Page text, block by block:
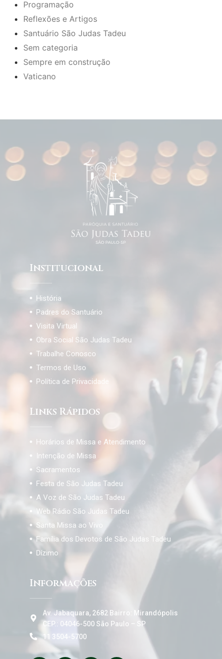
Programação
Reflexões e Artigos
Santuário São Judas Tadeu
Sem categoria
Sempre em construção
Vaticano
Institucional
História
Padres do Santuário
Visita Virtual
Obra Social São Judas Tadeu
Trabalhe Conosco
Termos de Uso
Política de Privacidade
Links Rápidos
Horários de Missa e Atendimento
Intenção de Missa
Sacramentos
Festa de São Judas Tadeu
A Voz de São Judas Tadeu
Web Rádio São Judas Tadeu
Santa Missa ao Vivo
Família dos Devotos de São Judas Tadeu
Dízimo
Informações
Av. Jabaquara, 2682 Bairro: Mirandópolis
CEP.: 04046-500 São Paulo – SP
11 3504-5700